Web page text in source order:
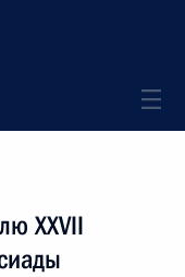
XXVII